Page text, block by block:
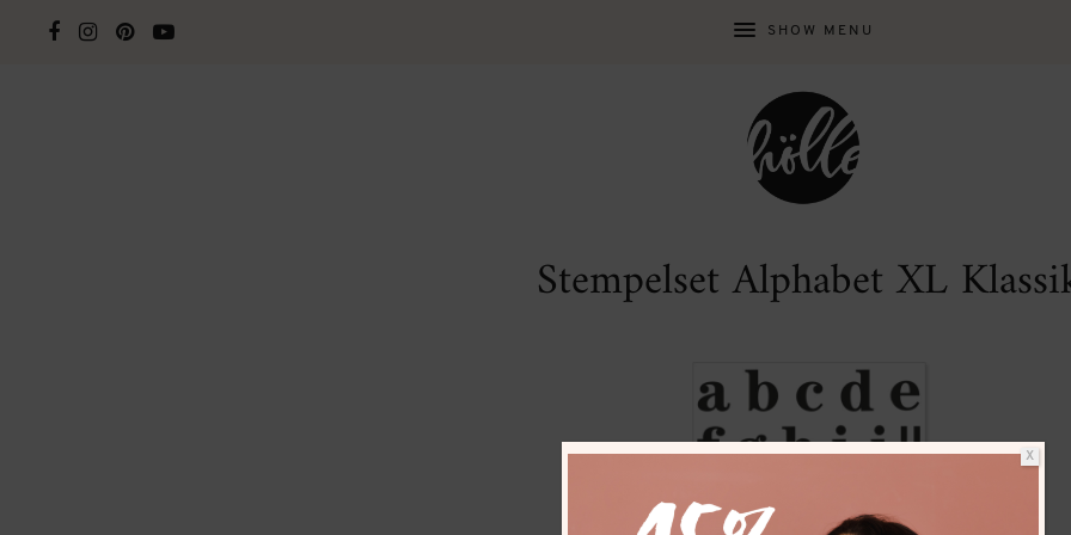
SHOW MENU
Stempelset Alphabet XL
X